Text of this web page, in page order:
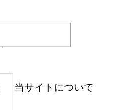
当サイトについて